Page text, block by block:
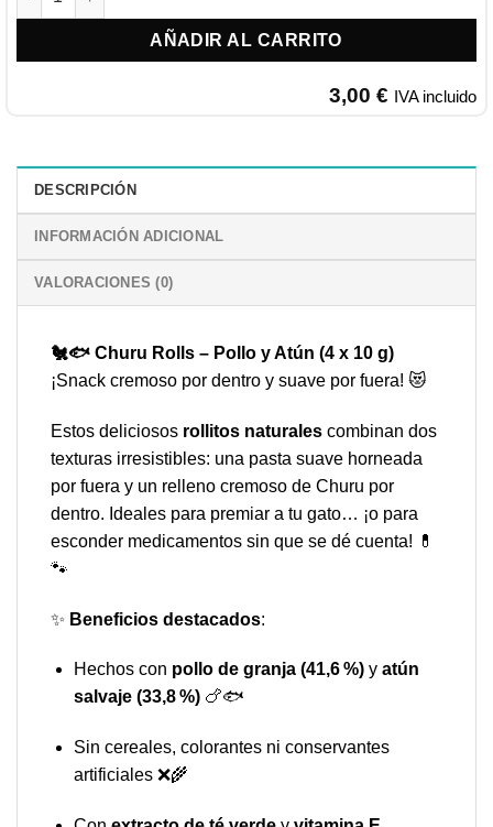
AÑADIR AL CARRITO
3,00 € IVA incluido
DESCRIPCIÓN
INFORMACIÓN ADICIONAL
VALORACIONES (0)
🐔🐟 Churu Rolls – Pollo y Atún (4 x 10 g)
¡Snack cremoso por dentro y suave por fuera! 😻
Estos deliciosos rollitos naturales combinan dos
texturas irresistibles: una pasta suave horneada
por fuera y un relleno cremoso de Churu por
dentro. Ideales para premiar a tu gato… ¡o para
esconder medicamentos sin que se dé cuenta! 💊
🐾
✨ Beneficios destacados:
Hechos con pollo de granja (41,6 %)y atún
salvaje (33,8 %)🍗🐟
Sin cereales, colorantes ni conservantes
artificiales ❌🌾